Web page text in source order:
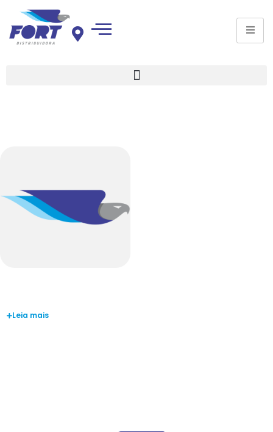
Leia mais